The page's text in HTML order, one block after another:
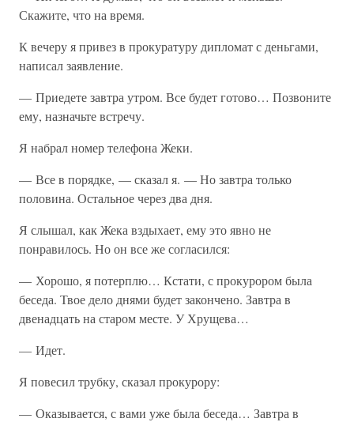
Скажите, что на время.
К вечеру я привез в прокуратуру дипломат с деньгами,
написал заявление.
— Приедете завтра утром. Все будет готово… Позвоните
ему, назначьте встречу.
Я набрал номер телефона Жеки.
— Все в порядке, — сказал я. — Но завтра только
половина. Остальное через два дня.
Я слышал, как Жека вздыхает, ему это явно не
понравилось. Но он все же согласился:
— Хорошо, я потерплю… Кстати, с прокурором была
беседа. Твое дело днями будет закончено. Завтра в
двенадцать на старом месте. У Хрущева…
— Идет.
Я повесил трубку, сказал прокурору:
— Оказывается, с вами уже была беседа… Завтра в